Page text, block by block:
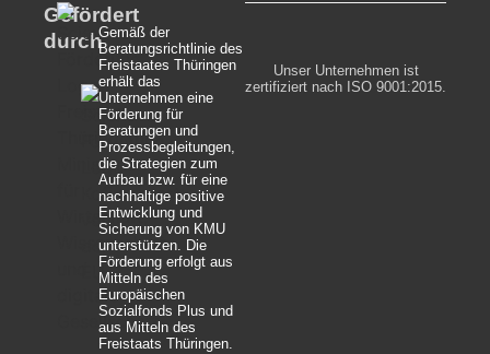
Gefördert
durchGemäß der
Beratungsrichtlinie des
Freistaates Thüringen
erhält das
Unternehmen eine
Förderung für
Beratungen und
Prozessbegleitungen,
die Strategien zum
Aufbau bzw. für eine
nachhaltige positive
Entwicklung und
Sicherung von KMU
unterstützen. Die
Förderung erfolgt aus
Mitteln des
Europäischen
Sozialfonds Plus und
aus Mitteln des
Freistaats Thüringen.
Unser Unternehmen ist
zertifiziert nach ISO 9001:2015.